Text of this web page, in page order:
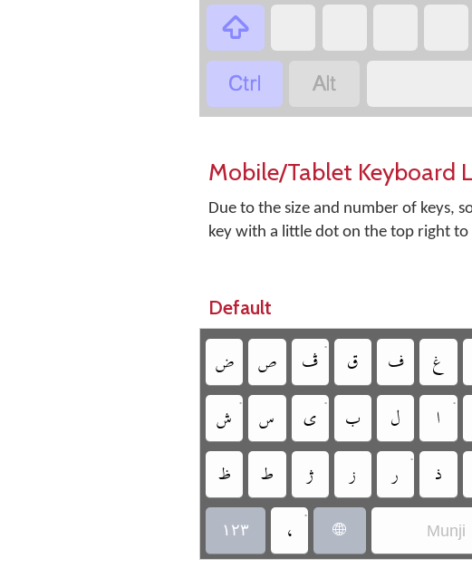
‏
‏
‏
Mobile/Tablet Keyboard
Due to the size and number of keys,
key with a little dot on the top right to
Default
‏ ‏ ‏ • ‏ ‏ ‏
‏ • ‏ ‏ • ‏ ‏ ‏ •
‏ ‏ ‏ ‏ ‏ • ‏
‏ •
‏ Munji